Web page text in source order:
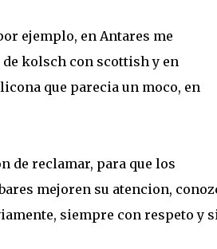
ejemplo, en Antares me
kolsch con scottish y en
que parecia un moco, en
de reclamar, para que los
mejoren su atencion,
siempre con respeto y